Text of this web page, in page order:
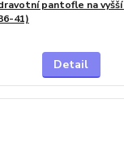
pantofle na
41)
Detail